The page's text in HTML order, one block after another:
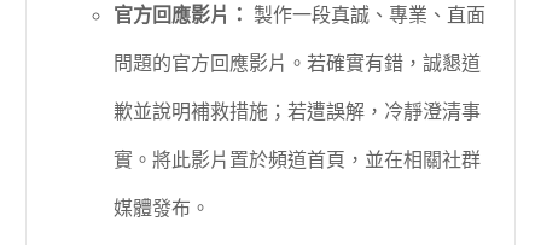
官方回應影片： 製作一段真誠、專業、直面
問題的官方回應影片。若確實有錯，誠懇道
歉並說明補救措施；若遭誤解，冷靜澄清事
實。將此影片置於頻道首頁，並在相關社群
媒體發布。